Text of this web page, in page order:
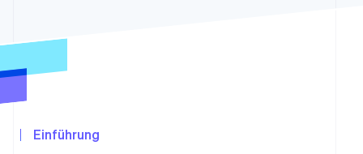
Start-up-Gründung
Climate
Einführung